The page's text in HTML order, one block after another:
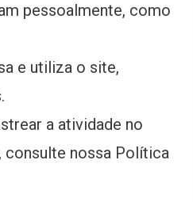
pessoalmente, como
e utiliza o site,
a atividade no
consulte nossa Política